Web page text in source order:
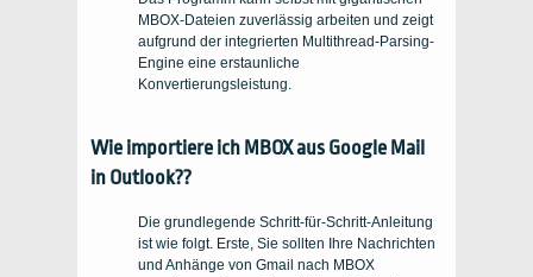
MBOX-Dateien zuverlässig arbeiten und zeigt
aufgrund der integrierten Multithread-Parsing-
Engine eine erstaunliche
Konvertierungsleistung.
Wie importiere ich MBOX aus Google Mail
in Outlook??
Die grundlegende Schritt-für-Schritt-Anleitung
ist wie folgt. Erste, Sie sollten Ihre Nachrichten
und Anhänge von Gmail nach MBOX